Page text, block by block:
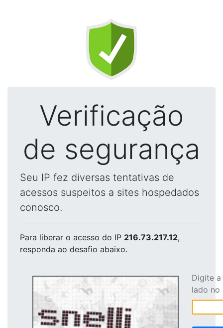
Verificação
de segurança
Seu IP fez diversas tentativas de
acessos suspeitos a sites hospedados
conosco.
Para liberar o acesso do IP 216.73.217.12,
responda ao desafio abaixo.
Digite
lado no